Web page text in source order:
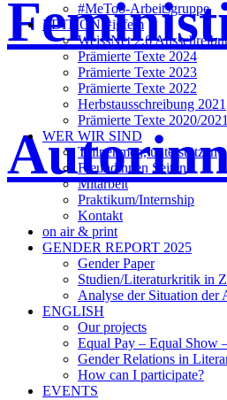
#MeToo-Arbeitsgruppe
EDITION ≠igfem
WeissNet 2.6
Prämierte Texte 2024
Prämierte Texte 2023
Prämierte Texte 2022
Herbstausschreibung 2021
Prämierte Texte 2020/2021
WER WIR SIND
Teilnehmen, unterstützen
Freundinnen Seiten
Mitarbeit
Praktikum/Internship
Kontakt
on air & print
GENDER REPORT 2025
Gender Paper
Studien/Literaturkritik in
Analyse der Situation der
ENGLISH
Our projects
Equal Pay – Equal Show
Gender Relations in
How can I participate?
EVENTS